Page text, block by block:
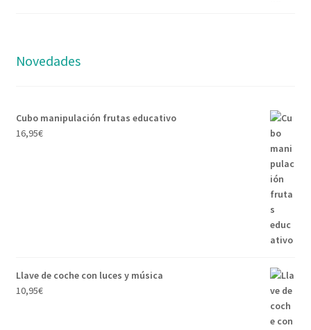
Novedades
Cubo manipulación frutas educativo
16,95€
Llave de coche con luces y música
10,95€